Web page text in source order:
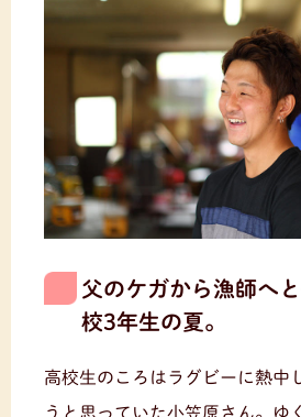
父のケガから漁師へ
校3年生の夏。
高校生のころはラグビーに熱中
うと思っていた小笠原さん。ゆ